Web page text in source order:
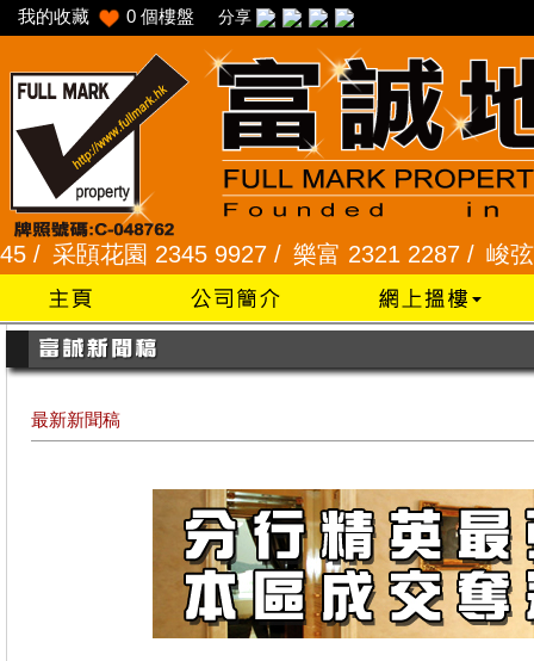
我的收藏 0 個樓盤 分享
花園 2345 9927 / 樂富 2321 2287 / 峻弦、曉
最新新聞稿